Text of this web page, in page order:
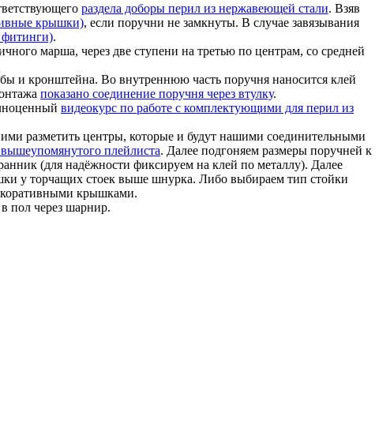
раздела доборы перил из нержавеющей стали. Взяв
крышки), если поручни не замкнуты. В случае завязывания
.
марша, через две ступени на третью по центрам, со средней
и кронштейна. Во внутреннюю часть поручня наносится клей
показано соединение поручня через втулку.
видеокурс по работе с комплектующими для перил из
разметить центры, которые и будут нашими соединительными
плейлиста. Далее подгоняем размеры поручней к
(для надёжности фиксируем на клей по металлу). Далее
у торчащих стоек выше шнурка. Либо выбираем тип стойки
крышками.
пол через шарнир.